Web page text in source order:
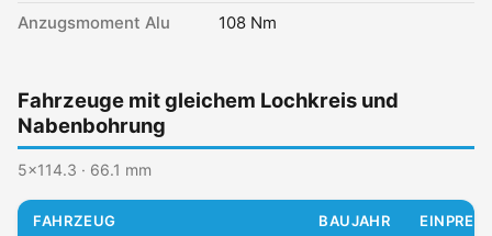
Anzugsmoment Alu 108 Nm
Fahrzeuge mit gleichem Lochkreis und
Nabenbohrung
5x114.3 · 66.1 mm
FAHRZEUG BAUJAHR